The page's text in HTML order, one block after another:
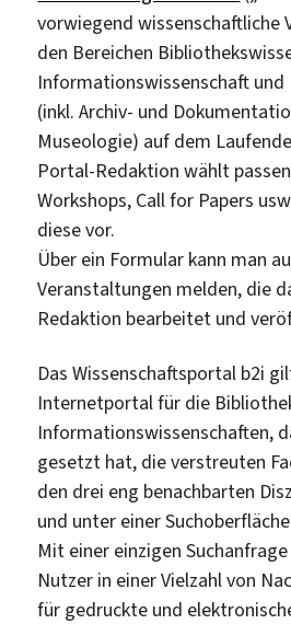
vorwiegend wissenschaftliche
den Bereichen
Informationswissenschaft und
(inkl. Archiv- und
Museologie) auf dem
Portal-Redaktion wählt
Workshops, Call for Papers
diese vor.
Über ein Formular kann man
Veranstaltungen melden, die
Redaktion bearbeitet und
Das Wissenschaftsportal b2i
Internetportal für die
Informationswissenschaften,
gesetzt hat, die verstreuten
den drei eng benachbarten
und unter einer
Mit einer einzigen
Nutzer in einer Vielzahl von
für gedruckte und